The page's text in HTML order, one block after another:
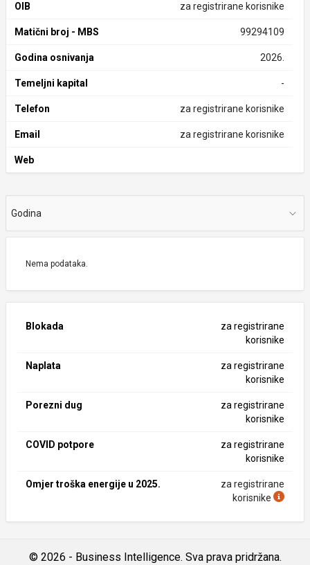
OIB za registrirane korisnike
Matični broj - MBS 99294109
Godina osnivanja 2026.
Temeljni kapital -
Telefon za registrirane korisnike
Email za registrirane korisnike
Web
Godina
Nema podataka.
Blokada
za registrirane
korisnike
Naplata
za registrirane
korisnike
Porezni dug
za registrirane
korisnike
COVID potpore
za registrirane
korisnike
Omjer troška energije u 2025.
za registrirane
korisnike
© 2026 - Business Intelligence. Sva prava pridržana.